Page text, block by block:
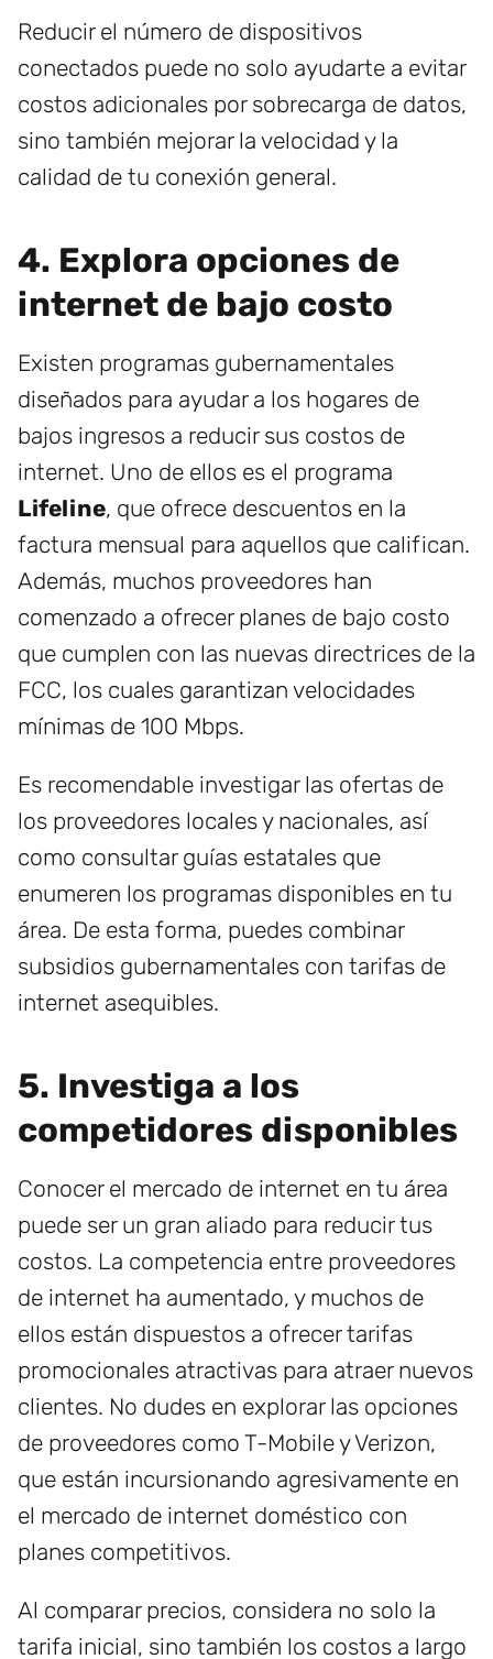
Reducir el número de dispositivos
conectados puede no solo ayudarte a evitar
costos adicionales por sobrecarga de datos,
sino también mejorar la velocidad y la
calidad de tu conexión general.
4. Explora opciones de
internet de bajo costo
Existen programas gubernamentales
diseñados para ayudar a los hogares de
bajos ingresos a reducir sus costos de
internet. Uno de ellos es el programa
Lifeline, que ofrece descuentos en la
factura mensual para aquellos que califican.
Además, muchos proveedores han
comenzado a ofrecer planes de bajo costo
que cumplen con las nuevas directrices de la
FCC, los cuales garantizan velocidades
mínimas de 100 Mbps.
Es recomendable investigar las ofertas de
los proveedores locales y nacionales, así
como consultar guías estatales que
enumeren los programas disponibles en tu
área. De esta forma, puedes combinar
subsidios gubernamentales con tarifas de
internet asequibles.
5. Investiga a los
competidores disponibles
Conocer el mercado de internet en tu área
puede ser un gran aliado para reducir tus
costos. La competencia entre proveedores
de internet ha aumentado, y muchos de
ellos están dispuestos a ofrecer tarifas
promocionales atractivas para atraer nuevos
clientes. No dudes en explorar las opciones
de proveedores como T-Mobile y Verizon,
que están incursionando agresivamente en
el mercado de internet doméstico con
planes competitivos.
Al comparar precios, considera no solo la
tarifa inicial, sino también los costos a largo